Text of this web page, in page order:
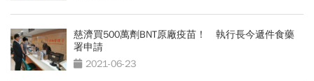
慈濟買500萬劑BNT原廠疫苗！ 執行長今遞件食藥
署申請
2021-06-23